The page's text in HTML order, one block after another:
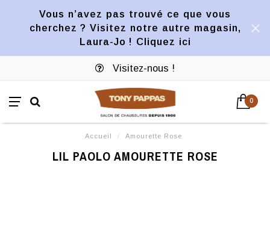
Vous n’avez pas trouvé ce que vous
cherchez ? Visitez notre autre magasin,
Laura-Jo ! Cliquez ici
Visitez-nous !
0
Accueil / Amourette Rose
LIL PAOLO AMOURETTE ROSE